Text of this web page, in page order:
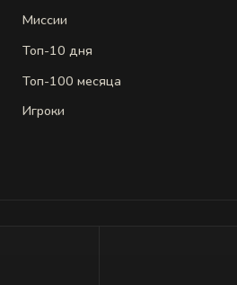
Миссии
Топ-10 дня
Топ-100 месяца
Игроки